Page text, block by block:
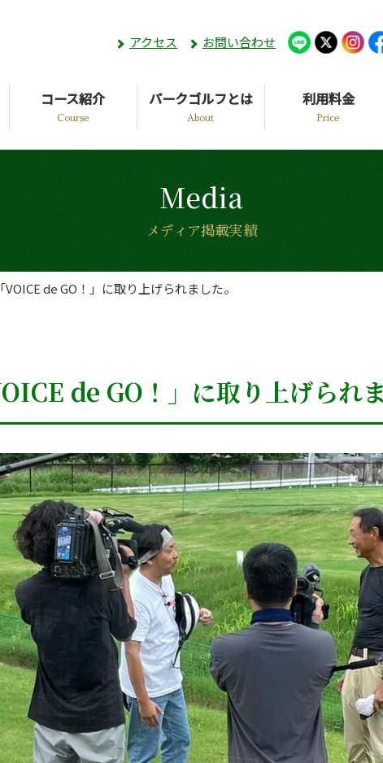
アクセス お問い合わせ
コース紹介
Course
パークゴルフとは
About
利用料金
Price
Media
メディア掲載実績
de GO！」に取り上げられました。
de GO！」に取り上げられ